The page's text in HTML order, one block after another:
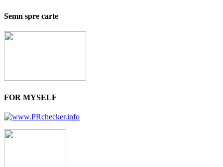
Semn spre carte
FOR MYSELF